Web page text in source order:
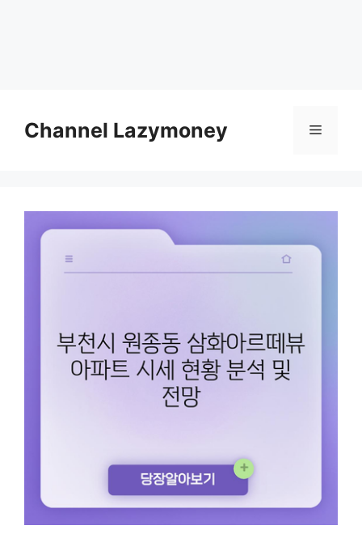
contentChannel Lazymoney Menu